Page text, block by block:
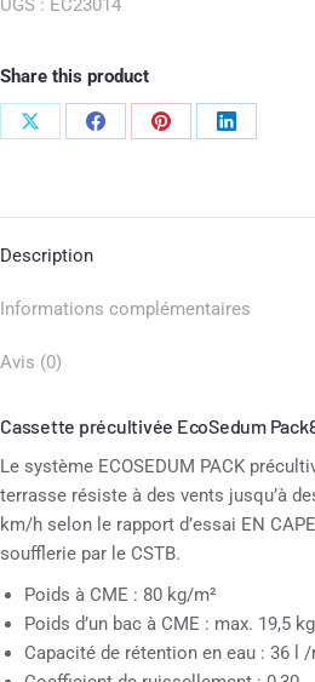
UGS : EC23014
Share this product
Description
Informations complémentaires
Avis (0)
Cassette précultivée EcoSedum
Le système ECOSEDUM PACK
terrasse résiste à des vents jusqu’à
km/h selon le rapport d’essai EN
soufflerie par le CSTB.
Poids à CME : 80 kg/m²
Poids d’un bac à CME : max. 19,5 kg
Capacité de rétention en eau : 36 l /